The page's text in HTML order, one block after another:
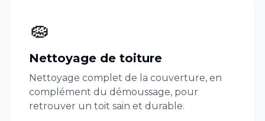
🧽
Nettoyage de toiture
Nettoyage complet de la couverture, en
complément du démoussage, pour
retrouver un toit sain et durable.